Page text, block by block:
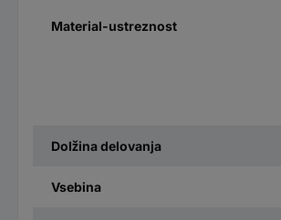
Material-ustreznost
Dolžina delovanja
Vsebina